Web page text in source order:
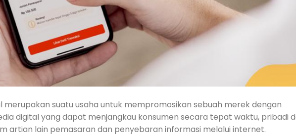
merupakan suatu usaha untuk mempromosikan sebuah merek dengan
digital yang dapat menjangkau konsumen secara tepat waktu, pribadi
artian lain pemasaran dan penyebaran informasi melalui internet.